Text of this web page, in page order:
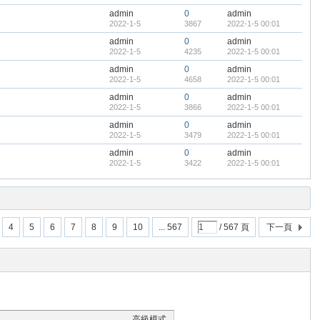
admin
2022-1-5
0
3867
admin
2022-1-5 00:01
admin
2022-1-5
0
4235
admin
2022-1-5 00:01
admin
2022-1-5
0
4658
admin
2022-1-5 00:01
admin
2022-1-5
0
3866
admin
2022-1-5 00:01
admin
2022-1-5
0
3479
admin
2022-1-5 00:01
admin
2022-1-5
0
3422
admin
2022-1-5 00:01
4 5 6 7 8 9 10 ... 567 / 567 頁 下一頁